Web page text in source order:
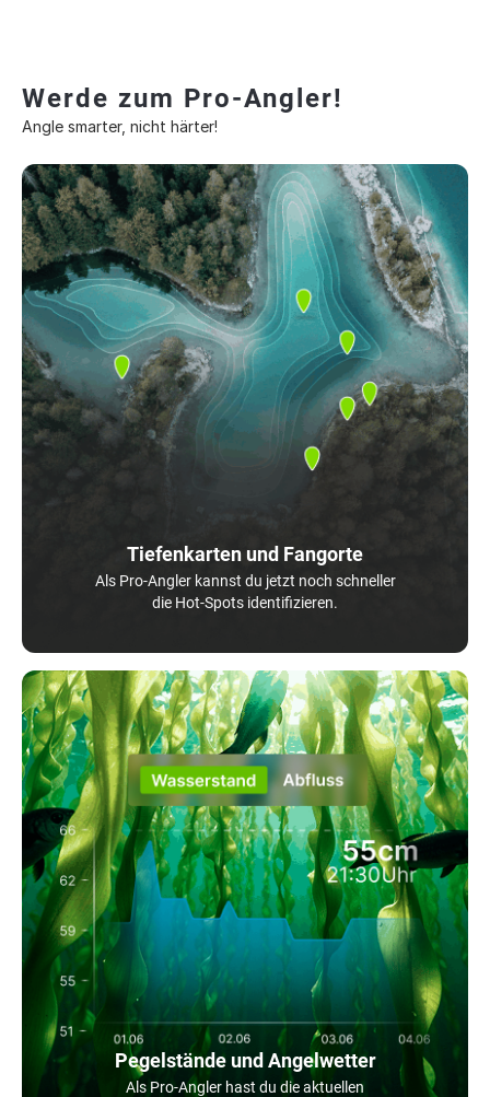
Werde zum Pro-Angler!
Angle smarter, nicht härter!
Tiefenkarten und Fangorte
Als Pro-Angler kannst du jetzt noch schneller
die Hot-Spots identifizieren.
Pegelstände und Angelwetter
Als Pro-Angler hast du die aktuellen